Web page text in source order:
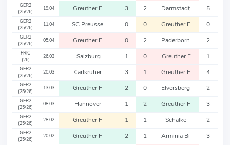
GER2
(25/26)
19.04 Greuther F 3 2 Darmstadt 5
GER2
(25/26)
11.04 SC Preusse 0 0 Greuther F 0
GER2
(25/26)
05.04 Greuther F 0 2 Paderborn 2
FRIC
(26)
26.03 Salzburg 1 0 Greuther F 1
GER2
(25/26)
20.03 Karlsruher 3 1 Greuther F 4
GER2
(25/26)
13.03 Greuther F 2 0 Elversberg 2
GER2
(25/26)
08.03 Hannover 1 2 Greuther F 3
GER2
(25/26)
28.02 Greuther F 1 1 Schalke 2
GER2
(25/26)
20.02 Greuther F 2 1 Arminia Bi 3